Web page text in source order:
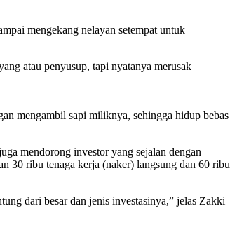
mengekang nelayan setempat untuk
atau penyusup, tapi nyatanya merusak
mengambil sapi miliknya, sehingga hidup bebas
mendorong investor yang sejalan dengan
30 ribu tenaga kerja (naker) langsung dan 60 ribu
dari besar dan jenis investasinya,” jelas Zakki